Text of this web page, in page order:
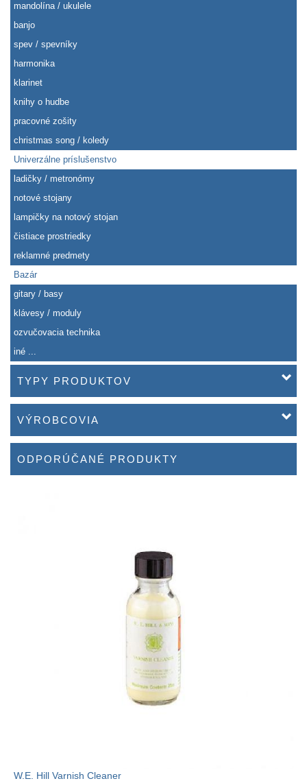
mandolína / ukulele
banjo
spev / spevníky
harmonika
klarinet
knihy o hudbe
pracovné zošity
christmas song / koledy
Univerzálne príslušenstvo
ladičky / metronómy
notové stojany
lampičky na notový stojan
čistiace prostriedky
reklamné predmety
Bazár
gitary / basy
klávesy / moduly
ozvučovacia technika
iné ...
TYPY PRODUKTOV
VÝROBCOVIA
ODPORÚČANÉ PRODUKTY
W.E. Hill Varnish Cleaner